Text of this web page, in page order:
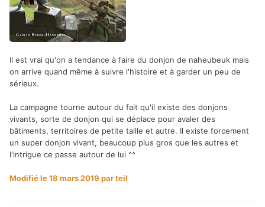
Il est vrai qu'on a tendance à faire du donjon de naheubeuk mais
on arrive quand même à suivre l'histoire et à garder un peu de
sérieux.
La campagne tourne autour du fait qu'il existe des donjons
vivants, sorte de donjon qui se déplace pour avaler des
bâtiments, territoires de petite taille et autre. Il existe forcement
un super donjon vivant, beaucoup plus gros que les autres et
l'intrigue ce passe autour de lui ^^
Modifiéle 18 mars 2019 par teil